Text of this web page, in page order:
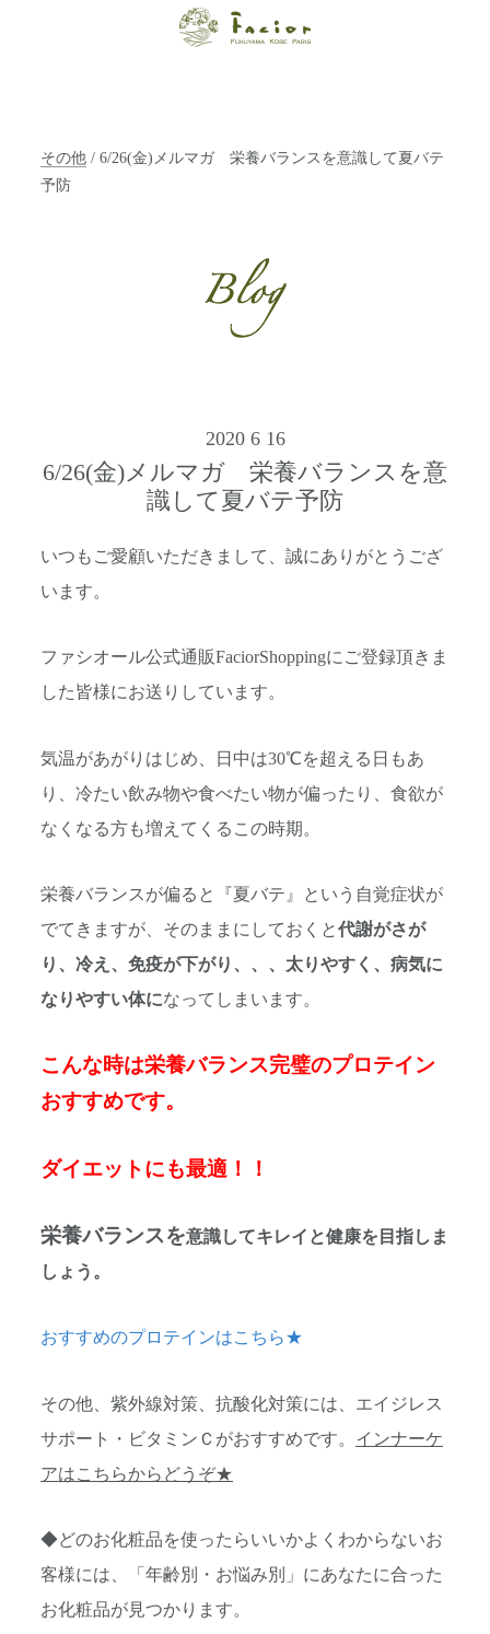
ン ファシオー
ルでご提案しま
す。
その他 / 6/26(金)メルマガ 栄養バランスを意識して夏バテ
予防
2020 6 16
6/26(金)メルマガ 栄養バランスを意
識して夏バテ予防
いつもご愛顧いただきまして、誠にありがとうござ
います。
ファシオール公式通販FaciorShoppingにご登録頂きま
した皆様にお送りしています。
気温があがりはじめ、日中は30℃を超える日もあ
り、冷たい飲み物や食べたい物が偏ったり、食欲が
なくなる方も増えてくるこの時期。
栄養バランスが偏ると『夏バテ』という自覚症状が
でてきますが、そのままにしておくと代謝がさが
り、冷え、免疫が下がり、、、太りやすく、病気に
なりやすい体になってしまいます。
こんな時は栄養バランス完璧のプロテイン
おすすめです。
ダイエットにも最適！！
栄養バランスを意識してキレイと健康を目指しま
しょう。
おすすめのプロテインはこちら★
その他、紫外線対策、抗酸化対策には、エイジレス
サポート・ビタミンＣがおすすめです。 インナーケ
アはこちらからどうぞ★
◆どのお化粧品を使ったらいいかよくわからないお
客様には、「年齢別・お悩み別」にあなたに合った
お化粧品が見つかります。